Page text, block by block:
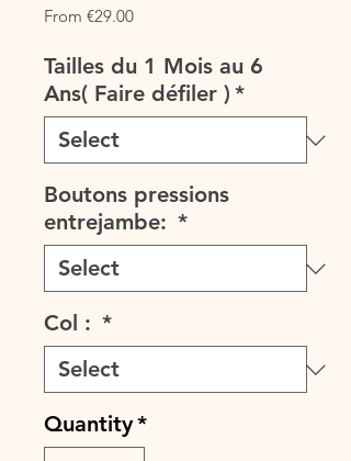
From €29.00Sale
Tailles du 1 Mois au 6
Ans( Faire défiler ) *
Boutons pressions
entrejambe: *
Col : *
Quantity*